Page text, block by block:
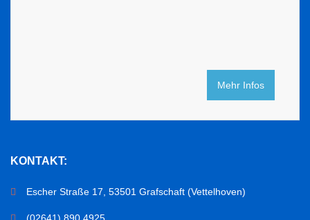
Mehr Infos
KONTAKT:
Escher Straße 17, 53501 Grafschaft (Vettelhoven)